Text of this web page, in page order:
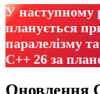
У наступному
планується
паралелізму
C++ 26 за
Оновлення